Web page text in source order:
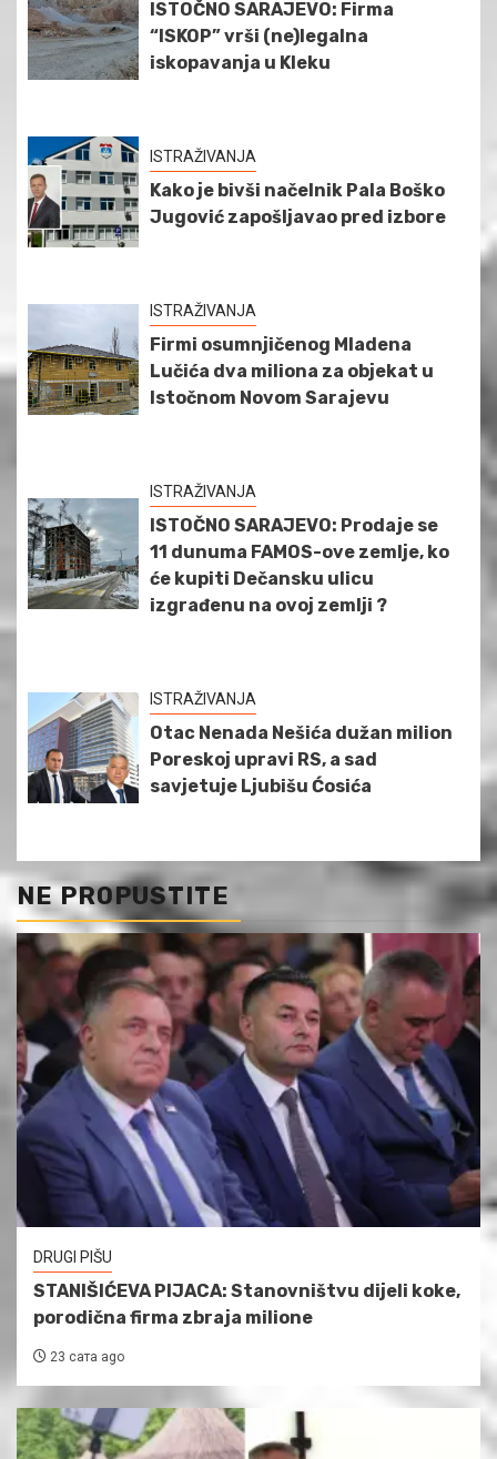
ISTOČNO SARAJEVO: Firma
“ISKOP” vrši (ne)legalna
iskopavanja u Kleku
ISTRAŽIVANJA
Kako je bivši načelnik Pala Boško
Jugović zapošljavao pred izbore
ISTRAŽIVANJA
Firmi osumnjičenog Mladena
Lučića dva miliona za objekat u
Istočnom Novom Sarajevu
ISTRAŽIVANJA
ISTOČNO SARAJEVO: Prodaje se
11 dunuma FAMOS-ove zemlje, ko
će kupiti Dečansku ulicu
izgrađenu na ovoj zemlji ?
ISTRAŽIVANJA
Otac Nenada Nešića dužan milion
Poreskoj upravi RS, a sad
savjetuje Ljubišu Ćosića
NE PROPUSTITE
DRUGI PIŠU
STANIŠIĆEVA PIJACA: Stanovništvu dijeli koke,
porodična firma zbraja milione
23 сата ago